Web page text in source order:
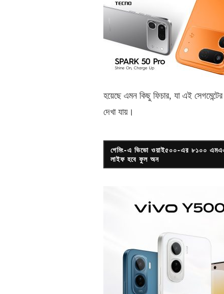
হয়েছে এমন কিছু ফিচার, যা এই সেগমেন্টের
দেখা যায়।
গেমিং-এ ভিভো ওয়াই৫০০-এর ৮১০০
লাইফ হবে ফুল অন